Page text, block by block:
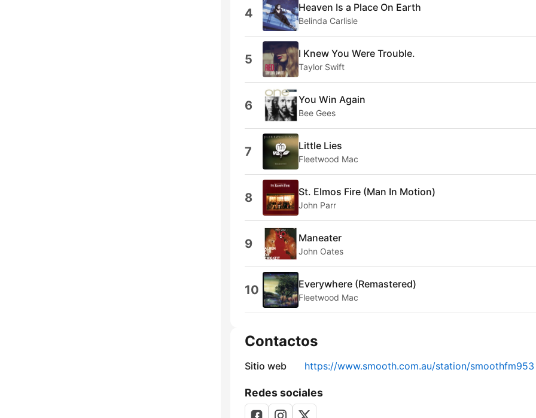
4 Heaven Is a Place On Earth
Belinda Carlisle
5 I Knew You Were Trouble.
Taylor Swift
6 You Win Again
Bee Gees
7 Little Lies
Fleetwood Mac
8 St. Elmos Fire (Man In Motion)
John Parr
9 Maneater
John Oates
10 Everywhere (Remastered)
Fleetwood Mac
Contactos
Sitio web https://www.smooth.com.au/station/smoothfm953
Redes sociales